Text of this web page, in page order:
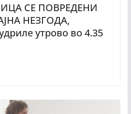
СЕ ПОВРЕДЕНИ
НЕЗГОДА,
утрово во 4.35